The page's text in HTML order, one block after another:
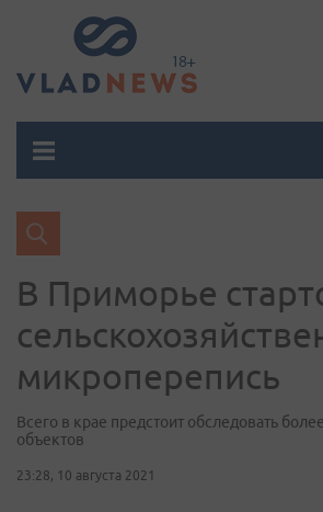
В Приморье
микроперепись
Всего в крае предстоит обследовать
объектов
23:28, 10 августа 2021